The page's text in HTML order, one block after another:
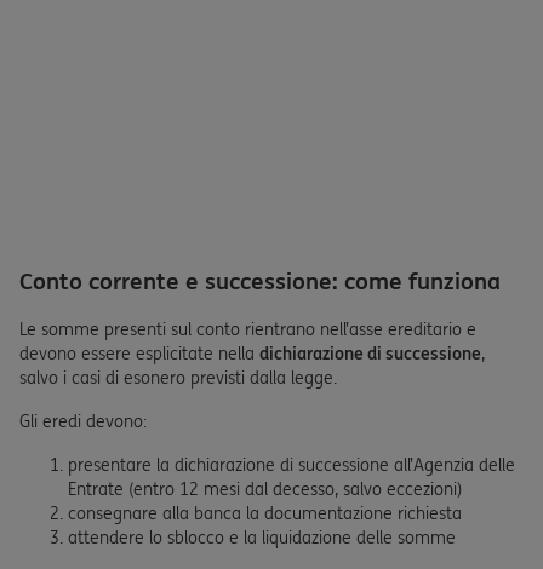
Conto corrente e successione: come funziona
Le somme presenti sul conto rientrano nell’asse ereditario e
devono essere esplicitate nella dichiarazione di successione,
salvo i casi di esonero previsti dalla legge.
Gli eredi devono:
presentare la dichiarazione di successione all’Agenzia delle
Entrate (entro 12 mesi dal decesso, salvo eccezioni)
consegnare alla banca la documentazione richiesta
attendere lo sblocco e la liquidazione delle somme